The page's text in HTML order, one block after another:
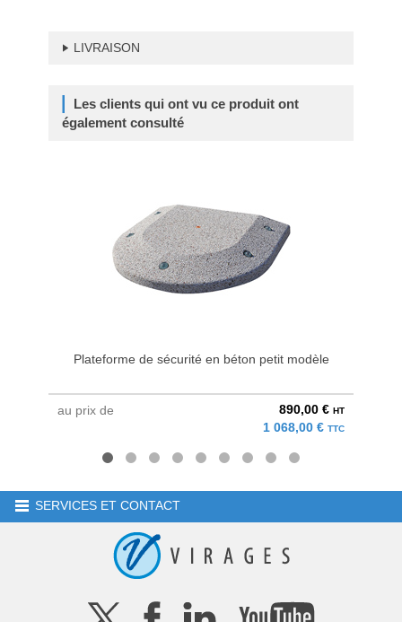
LIVRAISON
Les clients qui ont vu ce produit ont
également consulté
Plateforme de sécurité en béton petit modèle
au prix de 890,00 € HT
1 068,00 € TTC
SERVICES ET CONTACT